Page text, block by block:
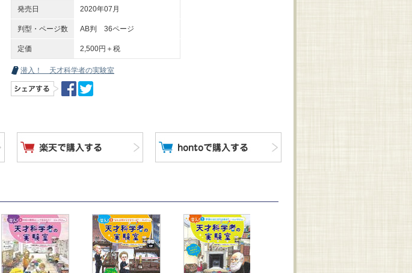
発売日 2020年07月
判型・ページ数 AB判 36ページ
定価 2,500円＋税
潜入！ 天才科学者の実験室